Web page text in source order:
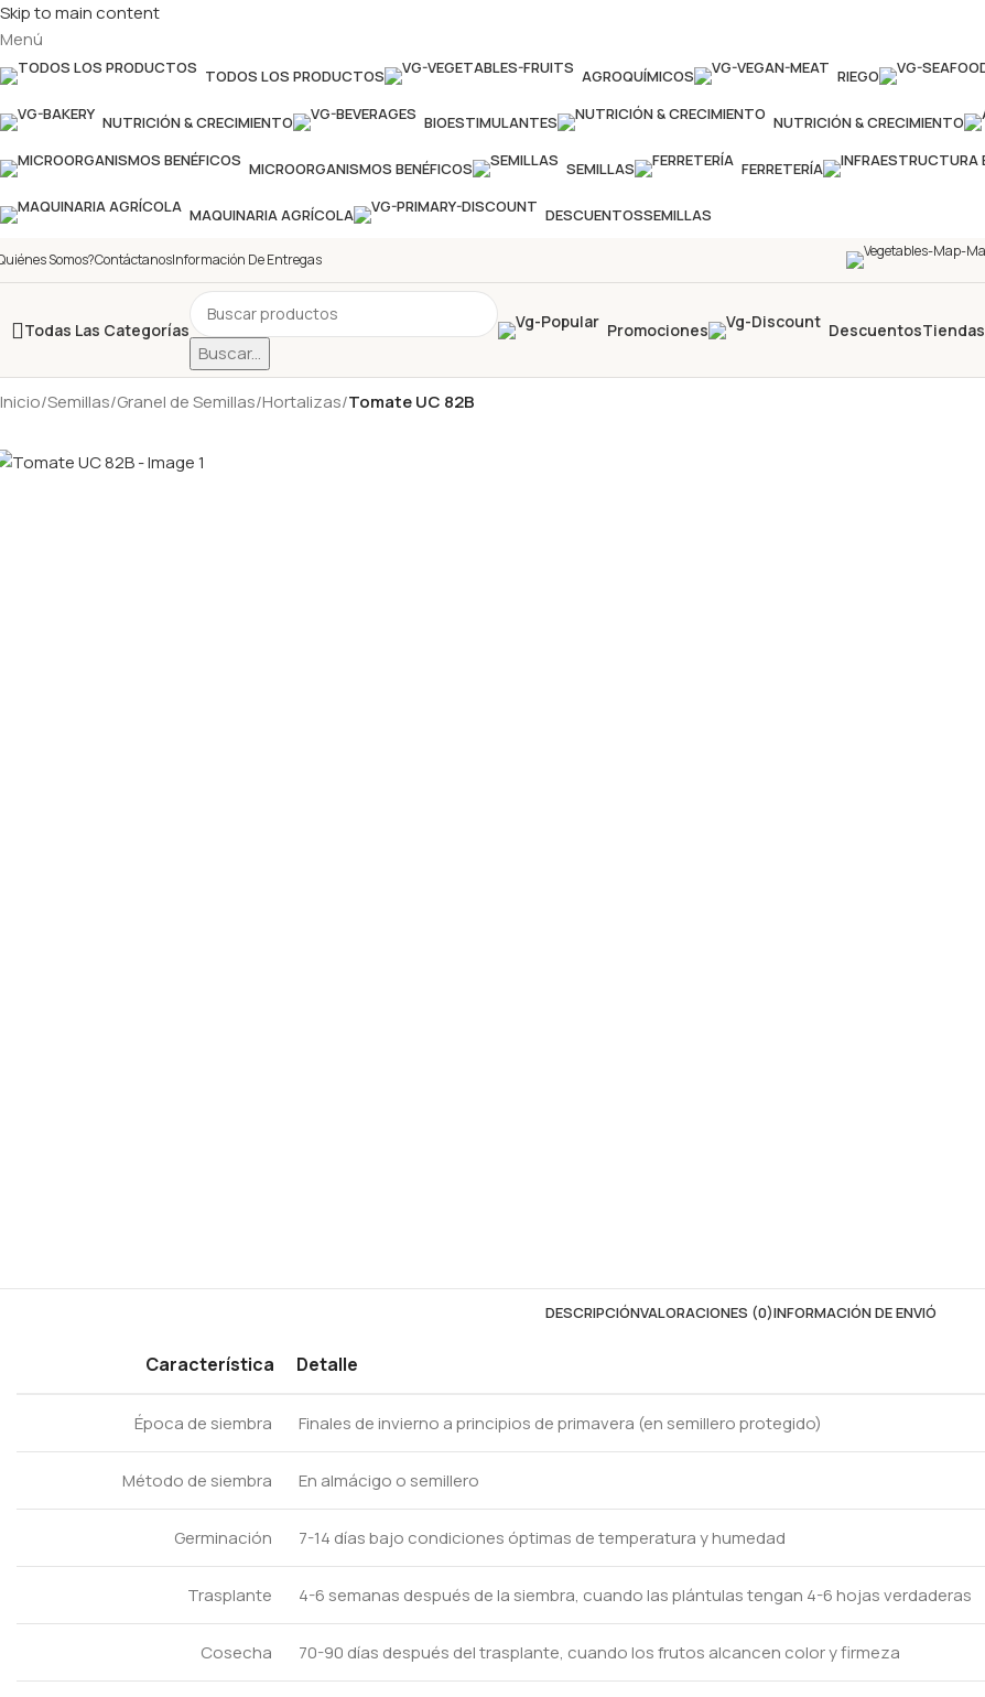
Skip to main content
Menú
TODOS LOS PRODUCTOS AGROQUÍMICOS RIEGO
NUTRICIÓN & CRECIMIENTO BIOESTIMULANTES NUTRICIÓN & CRECIMIENTO
MICROORGANISMOS BENÉFICOS SEMILLAS FERRETERÍA
MAQUINARIA AGRÍCOLA DESCUENTOSSEMILLAS
Somos?ContáctanosInformación De Entregas
Todas Las Categorías
Buscar...
Promociones DescuentosTiendas
Inicio/Semillas/Granel de Semillas/Hortalizas/Tomate UC 82B
DESCRIPCIÓNVALORACIONES (0)INFORMACIÓN DE ENVIÓ
Característica Detalle
Época de siembra Finales de invierno a principios de primavera (en semillero protegido)
Método de siembra En almácigo o semillero
Germinación 7-14 días bajo condiciones óptimas de temperatura y humedad
Trasplante 4-6 semanas después de la siembra, cuando las plántulas tengan 4-6 hojas verdaderas
Cosecha 70-90 días después del trasplante, cuando los frutos alcancen color y firmeza